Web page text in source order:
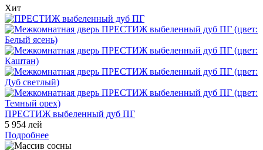
Хит
ПРЕСТИЖ выбеленный дуб ПГ
5 954 лей
Подробнее